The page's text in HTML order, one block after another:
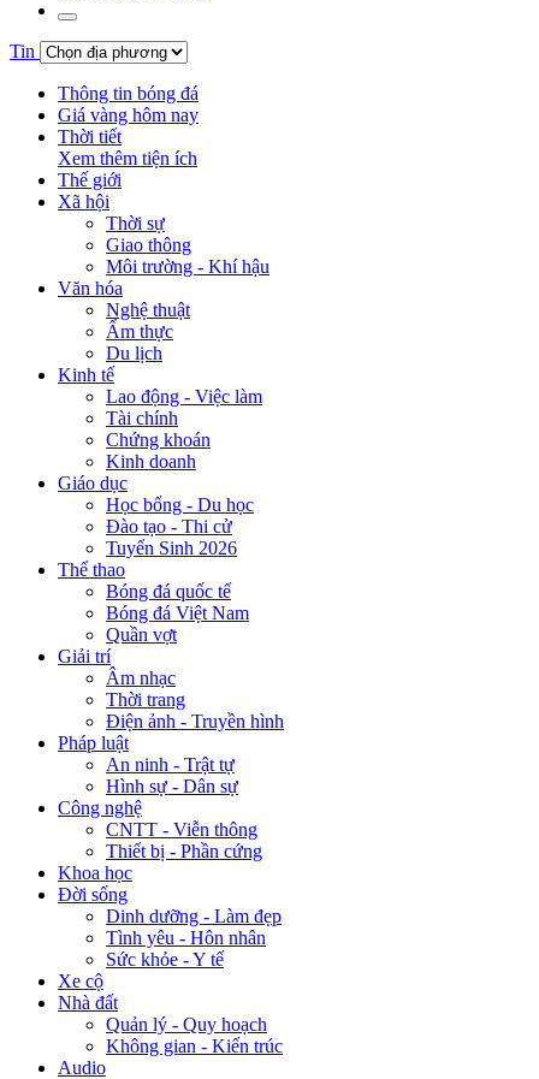
Tin
Thông tin bóng đá
Giá vàng hôm nay
Thời tiết
Xem thêm tiện ích
Thế giới
Xã hội
Thời sự
Giao thông
Môi trường - Khí hậu
Văn hóa
Nghệ thuật
Ẩm thực
Du lịch
Kinh tế
Lao động - Việc làm
Tài chính
Chứng khoán
Kinh doanh
Giáo dục
Học bổng - Du học
Đào tạo - Thi cử
Tuyển Sinh 2026
Thể thao
Bóng đá quốc tế
Bóng đá Việt Nam
Quần vợt
Giải trí
Âm nhạc
Thời trang
Điện ảnh - Truyền hình
Pháp luật
An ninh - Trật tự
Hình sự - Dân sự
Công nghệ
CNTT - Viễn thông
Thiết bị - Phần cứng
Khoa học
Đời sống
Dinh dưỡng - Làm đẹp
Tình yêu - Hôn nhân
Sức khỏe - Y tế
Xe cộ
Nhà đất
Quản lý - Quy hoạch
Không gian - Kiến trúc
Audio